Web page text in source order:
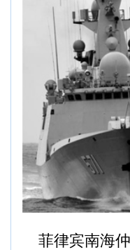
菲律宾南海